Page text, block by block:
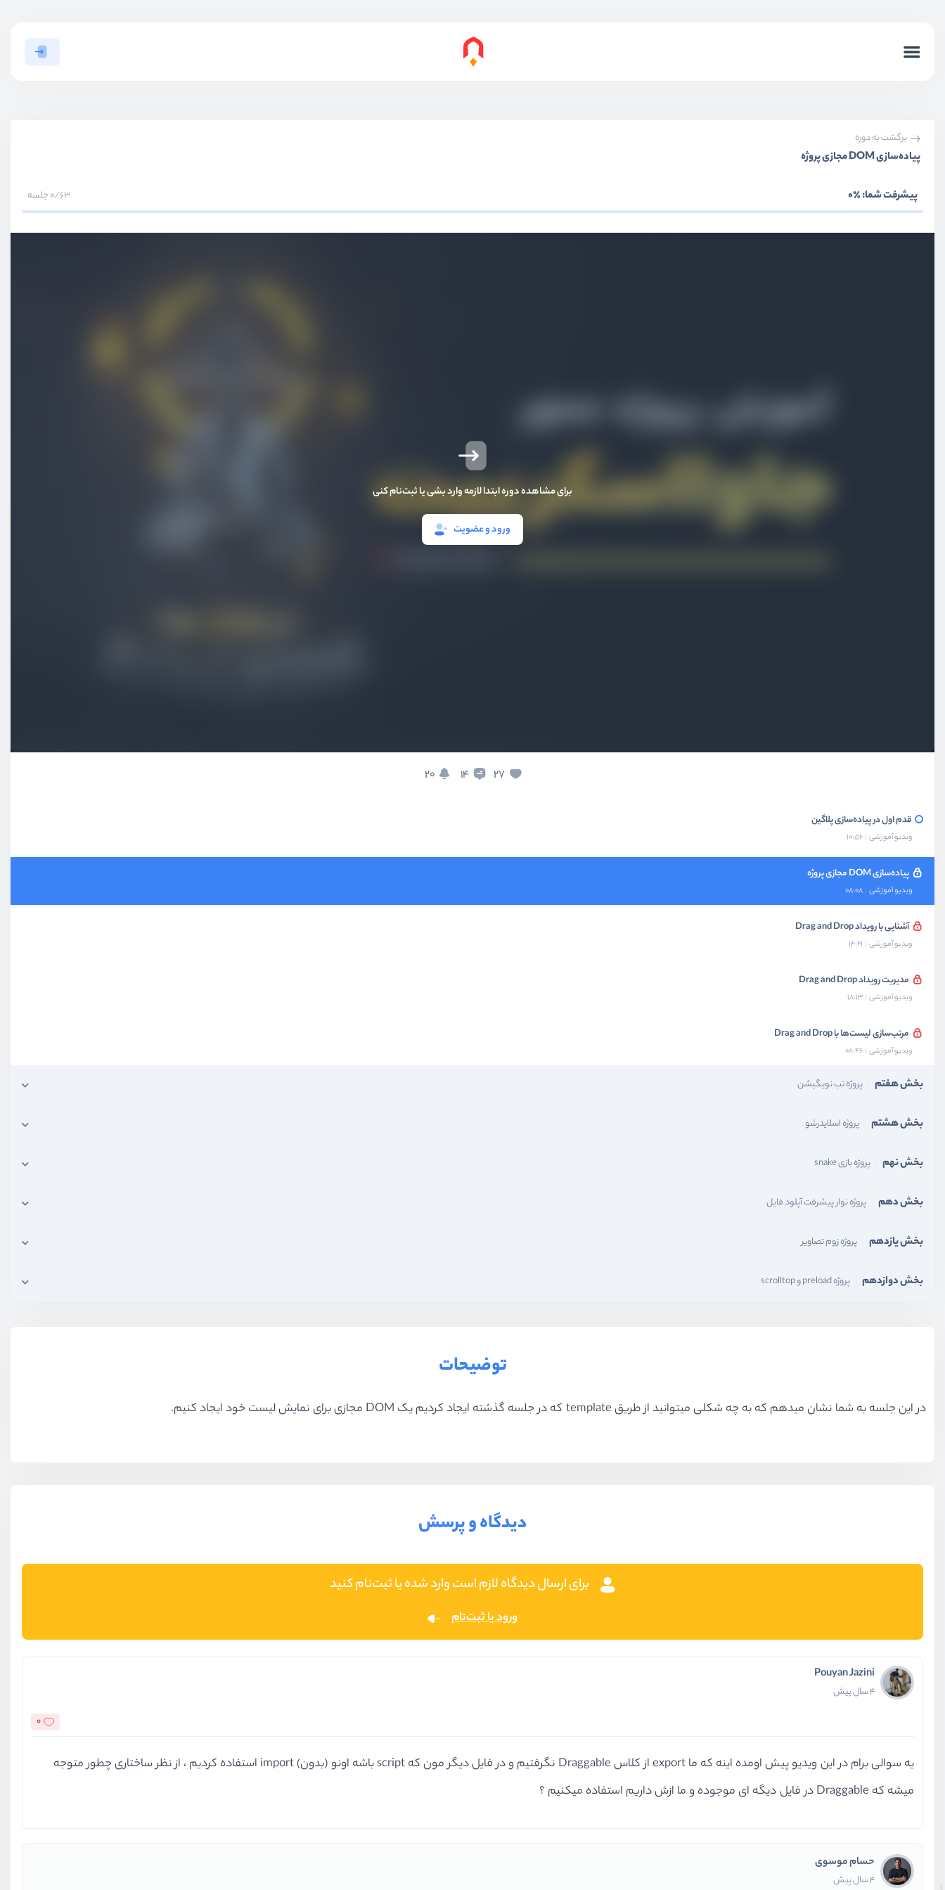
برگشت به دوره
پیاده‌سازی DOM مجازی پروژه
پیشرفت شما:٪0 0/63 جلسه
برای مشاهده دوره ابتدا لازمه وارد بشی یا ثبت‌نام کنی
ورود و عضویت
27
14
20
قدم اول در پیاده‌سازی پلاگین
ویدیو آموزشی 10:56
پیاده‌سازی DOM مجازی پروژه
ویدیو آموزشی 08:08
آشنایی با رویداد Drag and Drop
ویدیو آموزشی 14:21
مدیریت رویداد Drag and Drop
ویدیو آموزشی 18:13
مرتب‌سازی لیست‌ها با Drag and Drop
ویدیو آموزشی 08:46
بخش هفتم پروژه تب نویگیشن
بخش هشتم پروژه اسلایدرشو
بخش نهم پروژه بازی snake
بخش دهم پروژه نوار پیشرفت آپلود فایل
بخش یازدهم پروژه زوم تصاویر
بخش دوازدهم پروژه preload و scrolltop
توضیحات
در این جلسه به شما نشان میدهم که به چه شکلی میتوانید از طریق template که در جلسه گذشته ایجاد کردیم یک DOM مجازی برای نمایش لیست خود ایجاد کنیم.
دیدگاه و پرسش
برای ارسال دیدگاه لازم است وارد شده یا ثبت‌نام کنید
ورود یا ثبت‌نام
Pouyan Jazini
4 سال پیش
0
یه سوالی برام در این ویدیو پیش اومده اینه که ما export از کلاس Draggable نگرفتیم و در فایل دیگر مون که script باشه اونو (بدون) import استفاده کردیم ، از نظر ساختاری چطور متوجه
میشه که Draggable در فایل دیگه ای موجوده و ما ازش داریم استفاده میکنیم ؟
حسام موسوی
4 سال پیش